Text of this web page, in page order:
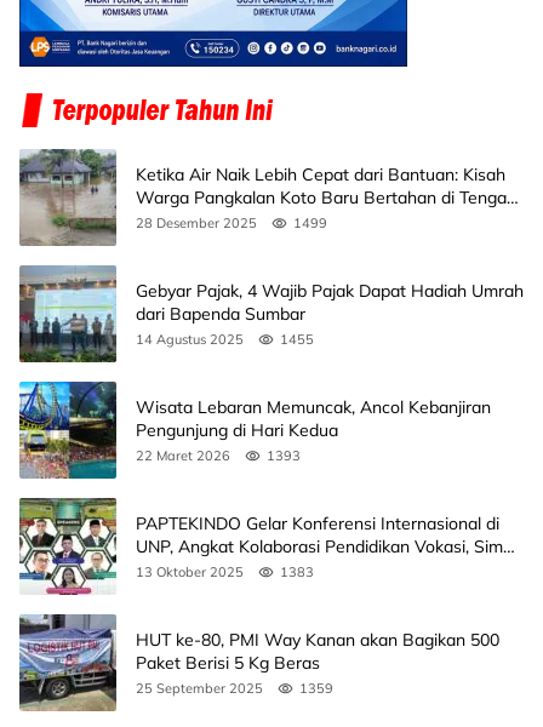
Ketika Air Naik Lebih Cepat dari Bantuan: Kisah
Warga Pangkalan Koto Baru Bertahan di Tengah
Banjir
28 Desember 2025 1499
Gebyar Pajak, 4 Wajib Pajak Dapat Hadiah Umrah
dari Bapenda Sumbar
14 Agustus 2025 1455
Wisata Lebaran Memuncak, Ancol Kebanjiran
Pengunjung di Hari Kedua
22 Maret 2026 1393
PAPTEKINDO Gelar Konferensi Internasional di
UNP, Angkat Kolaborasi Pendidikan Vokasi, Simak
Agendanya
13 Oktober 2025 1383
HUT ke-80, PMI Way Kanan akan Bagikan 500
Paket Berisi 5 Kg Beras
25 September 2025 1359